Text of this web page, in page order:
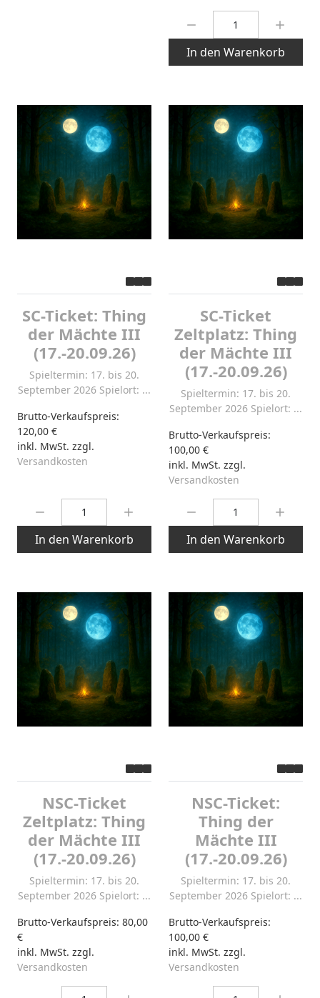
In den Warenkorb
SC-Ticket: Thing
der Mächte III
(17.-20.09.26)
Spieltermin: 17. bis 20.
September 2026 Spielort: ...
Brutto-Verkaufspreis:
120,00 €
inkl. MwSt. zzgl.
Versandkosten
In den Warenkorb
SC-Ticket
Zeltplatz: Thing
der Mächte III
(17.-20.09.26)
Spieltermin: 17. bis 20.
September 2026 Spielort: ...
Brutto-Verkaufspreis:
100,00 €
inkl. MwSt. zzgl.
Versandkosten
In den Warenkorb
NSC-Ticket
Zeltplatz: Thing
der Mächte III
(17.-20.09.26)
Spieltermin: 17. bis 20.
September 2026 Spielort: ...
Brutto-Verkaufspreis: 80,00
€
inkl. MwSt. zzgl.
Versandkosten
NSC-Ticket:
Thing der
Mächte III
(17.-20.09.26)
Spieltermin: 17. bis 20.
September 2026 Spielort: ...
Brutto-Verkaufspreis:
100,00 €
inkl. MwSt. zzgl.
Versandkosten